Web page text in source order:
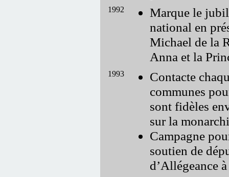
1992
Marque le
national en
Michael de la
Anna et la
1993
Contacte
communes
sont fidèles
sur la
Campagne
soutien de
d’Allégeance